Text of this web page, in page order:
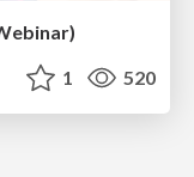
1 520